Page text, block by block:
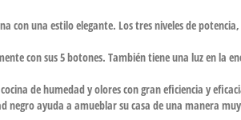
con una estilo elegante. Los tres niveles de
con sus 5 botones. También tiene una luz en la
de humedad y olores con gran eficiencia y
negro ayuda a amueblar su casa de una manera